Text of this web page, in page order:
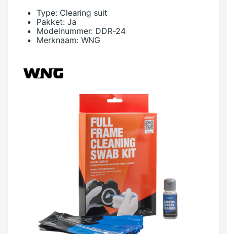
Type: Clearing suit
Pakket: Ja
Modelnummer: DDR-24
Merknaam: WNG